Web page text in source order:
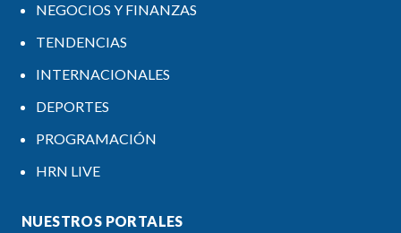
NEGOCIOS Y FINANZAS
TENDENCIAS
INTERNACIONALES
DEPORTES
PROGRAMACIÓN
HRN LIVE
NUESTROS PORTALES